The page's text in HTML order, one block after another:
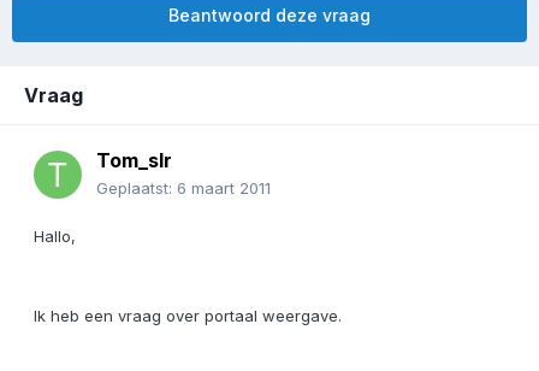
Beantwoord deze vraag
Vraag
Tom_slr
Geplaatst: 6 maart 2011
Hallo,
Ik heb een vraag over portaal weergave.